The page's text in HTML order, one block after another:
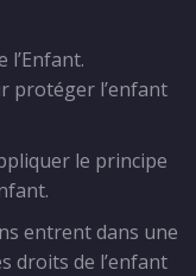
l’Enfant.
protéger l’enfant
le principe
entrent dans une
droits de l’enfant